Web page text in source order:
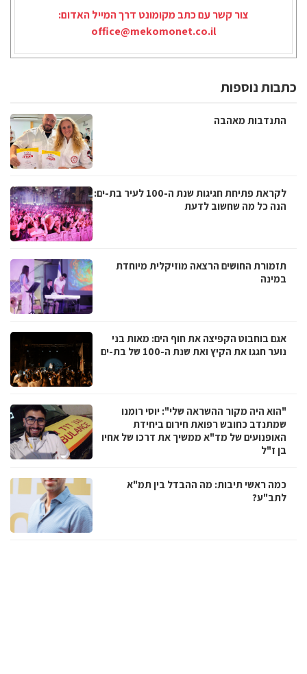
צור קשר עם כתב מקומונט דרך המייל האדום:
office@mekomonet.co.il
כתבות נוספות
התנדבות מאהבה
לקראת פתיחת חגיגות שנת ה-100 לעיר בת-ים:
הנה כל מה שחשוב לדעת
תזמורת החושים הרצאה מוזיקלית מיוחדת
במינה
אגם בוחבוט הקפיצה את חוף הים: מאות בני
נוער חגגו את הקיץ ואת שנת ה-100 של בת-ים
"הוא היה מקור ההשראה שלי": יוסי רומנו
שמתנדב כחובש רפואת חירום ביחידת
האופנועים של מד"א ממשיך את דרכו של אחיו
בן ז"ל
כמה ראשי תיבות: מה ההבדל בין תמ"א
לתב"ע?